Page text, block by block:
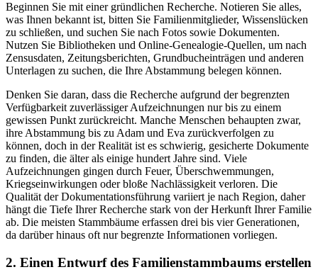
Beginnen Sie mit einer gründlichen Recherche. Notieren Sie alles,
was Ihnen bekannt ist, bitten Sie Familienmitglieder, Wissenslücken
zu schließen, und suchen Sie nach Fotos sowie Dokumenten.
Nutzen Sie Bibliotheken und Online-Genealogie-Quellen, um nach
Zensusdaten, Zeitungsberichten, Grundbucheinträgen und anderen
Unterlagen zu suchen, die Ihre Abstammung belegen können.
Denken Sie daran, dass die Recherche aufgrund der begrenzten
Verfügbarkeit zuverlässiger Aufzeichnungen nur bis zu einem
gewissen Punkt zurückreicht. Manche Menschen behaupten zwar,
ihre Abstammung bis zu Adam und Eva zurückverfolgen zu
können, doch in der Realität ist es schwierig, gesicherte Dokumente
zu finden, die älter als einige hundert Jahre sind. Viele
Aufzeichnungen gingen durch Feuer, Überschwemmungen,
Kriegseinwirkungen oder bloße Nachlässigkeit verloren. Die
Qualität der Dokumentationsführung variiert je nach Region, daher
hängt die Tiefe Ihrer Recherche stark von der Herkunft Ihrer Familie
ab. Die meisten Stammbäume erfassen drei bis vier Generationen,
da darüber hinaus oft nur begrenzte Informationen vorliegen.
2. Einen Entwurf des Familienstammbaums erstellen